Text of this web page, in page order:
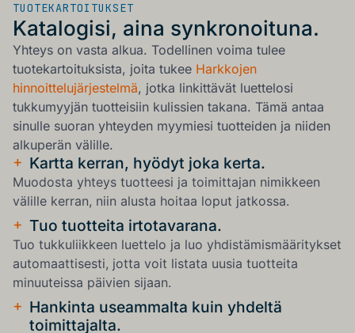
TUOTEKARTOITUKSET
Katalogisi, aina synkronoituna.
Yhteys on vasta alkua. Todellinen voima tulee
tuotekartoituksista, joita tukee Harkkojen
hinnoittelujärjestelmä, jotka linkittävät luettelosi
tukkumyyjän tuotteisiin kulissien takana. Tämä antaa
sinulle suoran yhteyden myymiesi tuotteiden ja niiden
alkuperän välille.
+ Kartta kerran, hyödyt joka kerta.
Muodosta yhteys tuotteesi ja toimittajan nimikkeen
välille kerran, niin alusta hoitaa loput jatkossa.
+ Tuo tuotteita irtotavarana.
Tuo tukkuliikkeen luettelo ja luo yhdistämismääritykset
automaattisesti, jotta voit listata uusia tuotteita
minuuteissa päivien sijaan.
+ Hankinta useammalta kuin yhdeltä
toimittajalta.